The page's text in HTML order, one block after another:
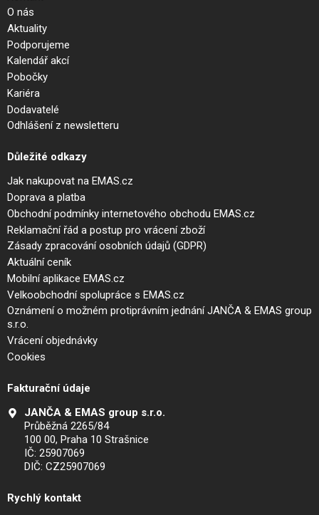
O nás
Aktuality
Podporujeme
Kalendář akcí
Pobočky
Kariéra
Dodavatelé
Odhlášení z newsletteru
Důležité odkazy
Jak nakupovat na EMAS.cz
Doprava a platba
Obchodní podmínky internetového obchodu EMAS.cz
Reklamační řád a postup pro vrácení zboží
Zásady zpracování osobních údajů (GDPR)
Aktuální ceník
Mobilní aplikace EMAS.cz
Velkoobchodní spolupráce s EMAS.cz
Oznámení o možném protiprávním jednání JANČA & EMAS group
s.r.o.
Vrácení objednávky
Cookies
Fakturační údaje
JANČA & EMAS group s.r.o.
Průběžná 2265/84
100 00, Praha 10 Strašnice
IČ: 25907069
DIČ: CZ25907069
Rychlý kontakt